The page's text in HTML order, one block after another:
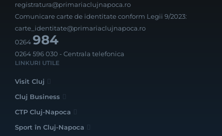
registratura@primariaclujnapoca.ro
Comunicare carte de identitate conform Legii 9/2023:
carte_identitate@primariaclujnapoca.ro
0264984
0264 596 030 - Centrala telefonica
LINKURI UTILE
Visit Cluj
Cluj Business
CTP Cluj-Napoca
Sport în Cluj-Napoca